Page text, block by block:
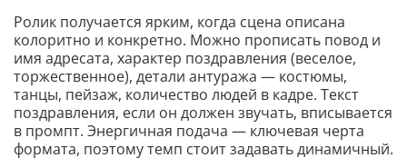
Ролик получается ярким, когда сцена описана
колоритно и конкретно. Можно прописать повод и
имя адресата, характер поздравления (веселое,
торжественное), детали антуража — костюмы,
танцы, пейзаж, количество людей в кадре. Текст
поздравления, если он должен звучать, вписывается
в промпт. Энергичная подача — ключевая черта
формата, поэтому темп стоит задавать динамичный.